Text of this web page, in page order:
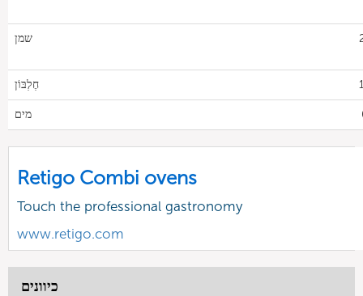
שמן
חֶלְבּוֹן
מים
Retigo Combi ovens
Touch the professional gastronomy
www.retigo.com
כיוונים